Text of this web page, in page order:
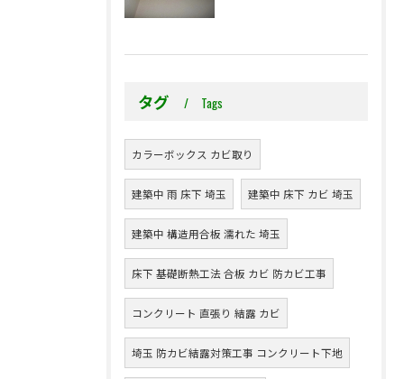
タグ Tags
カラーボックス カビ取り
建築中 雨 床下 埼玉 建築中 床下 カビ 埼玉
建築中 構造用合板 濡れた 埼玉
床下 基礎断熱工法 合板 カビ 防カビ工事
コンクリート 直張り 結露 カビ
埼玉 防カビ結露対策工事 コンクリート下地